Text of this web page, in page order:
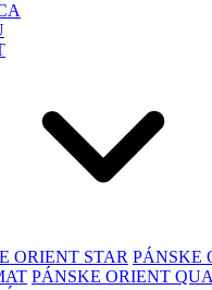
ORIENT STAR PÁNSKE
PÁNSKE ORIENT